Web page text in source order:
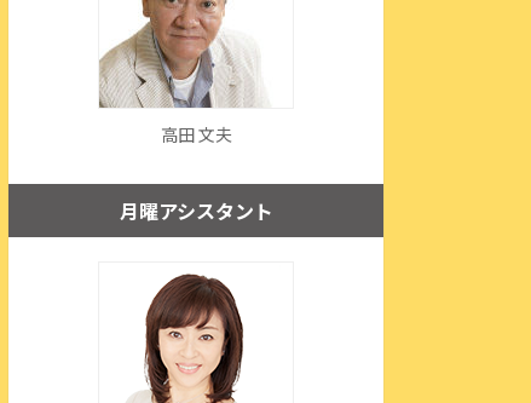
高田 文夫
月曜アシスタント